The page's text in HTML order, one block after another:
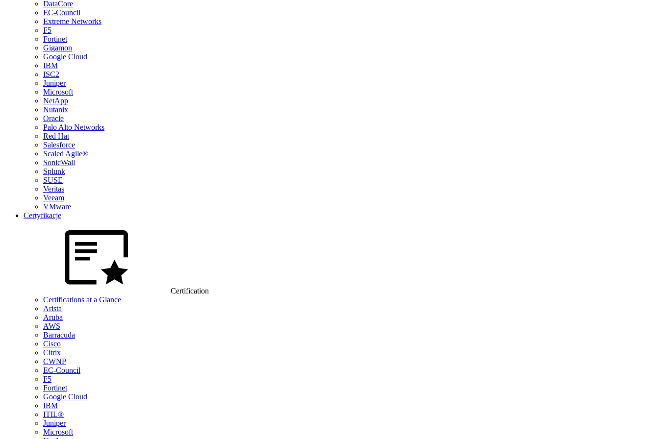
DataCore
EC-Council
Extreme Networks
F5
Fortinet
Gigamon
Google Cloud
IBM
ISC2
Juniper
Microsoft
NetApp
Nutanix
Oracle
Palo Alto Networks
Red Hat
Salesforce
Scaled Agile®
SonicWall
Splunk
SUSE
Veritas
Veeam
VMware
Certyfikacje
Certification
Certifications at a Glance
Arista
Aruba
AWS
Barracuda
Cisco
Citrix
CWNP
EC-Council
F5
Fortinet
Google Cloud
IBM
ITIL®
Juniper
Microsoft